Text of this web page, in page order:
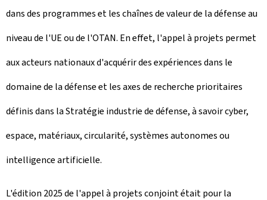
dans des programmes et les chaînes de valeur de la défense au
niveau de l'UE ou de l'OTAN. En effet, l'appel à projets permet
aux acteurs nationaux d'acquérir des expériences dans le
domaine de la défense et les axes de recherche prioritaires
définis dans la Stratégie industrie de défense, à savoir cyber,
espace, matériaux, circularité, systèmes autonomes ou
intelligence artificielle.
L'édition 2025 de l'appel à projets conjoint était pour la